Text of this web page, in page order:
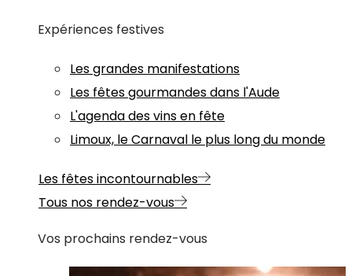
Expériences festives
Les grandes manifestations
Les fêtes gourmandes dans l'Aude
L'agenda des vins en fête
Limoux, le Carnaval le plus long du monde
Les fêtes incontournables
Tous nos rendez-vous
Vos prochains rendez-vous